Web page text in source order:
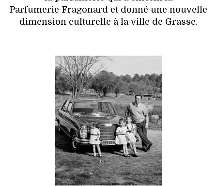
Parfumerie Fragonard et donné une nouvelle
dimension culturelle à la ville de Grasse.